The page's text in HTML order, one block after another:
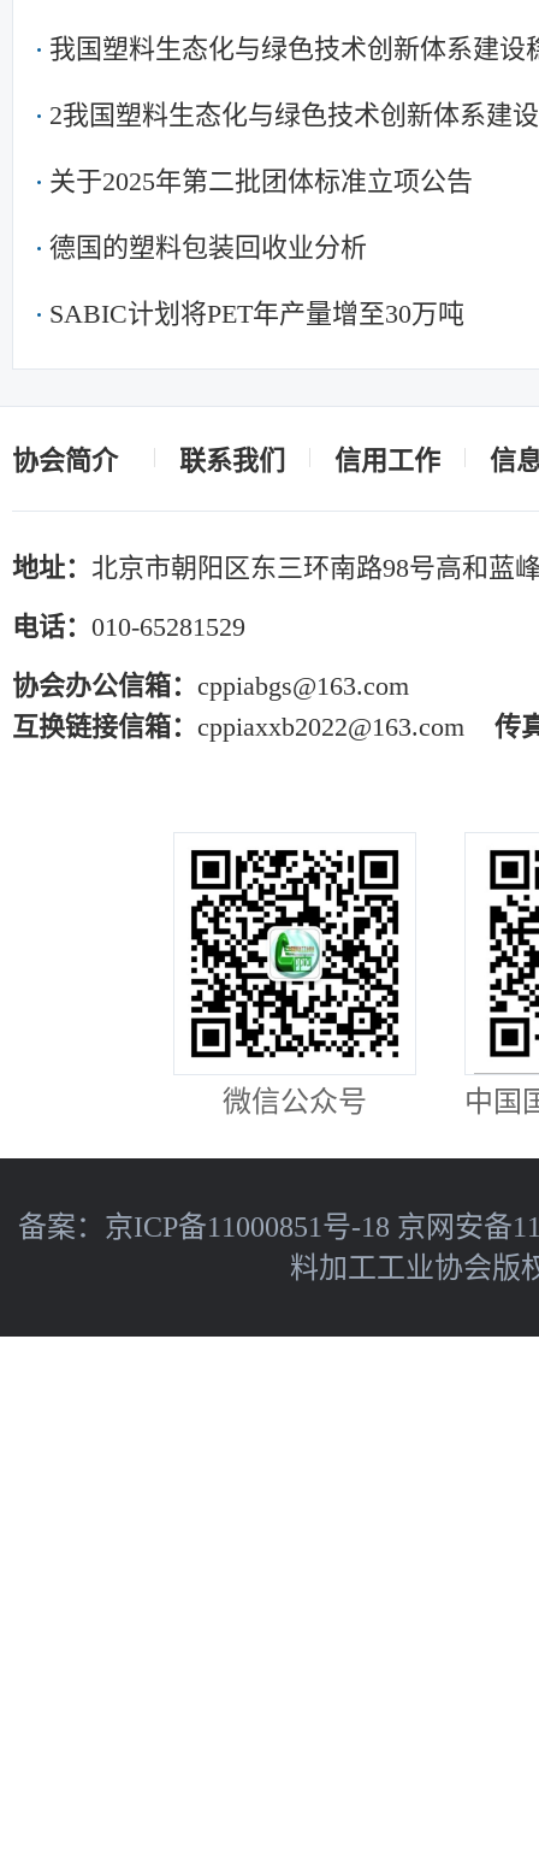
我国塑料生态化与绿色技术创新体系建设
2我国塑料生态化与绿色技术创新体系建
关于2025年第二批团体标准立项公告
德国的塑料包装回收业分析
SABIC计划将PET年产量增至30万吨
协会简介 联系我们 信用工作 信
地址： 北京市朝阳区东三环南路98号高和蓝
电话： 010-65281529
协会办公信箱： cppiabgs@163.com
互换链接信箱： cppiaxxb2022@163.com 传
微信公众号 中国
备案： 京ICP备11000851号-18 京网安备
料加工工业协会版